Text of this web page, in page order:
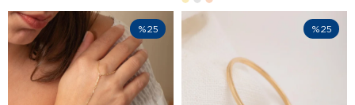
%25 %25